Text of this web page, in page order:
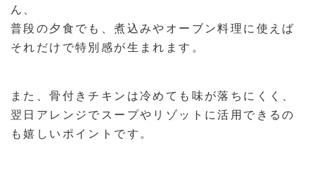
ん、
普段の夕食でも、煮込みやオーブン料理に使えば
それだけで特別感が生まれます。
また、骨付きチキンは冷めても味が落ちにくく、
翌日アレンジでスープやリゾットに活用できるの
も嬉しいポイントです。